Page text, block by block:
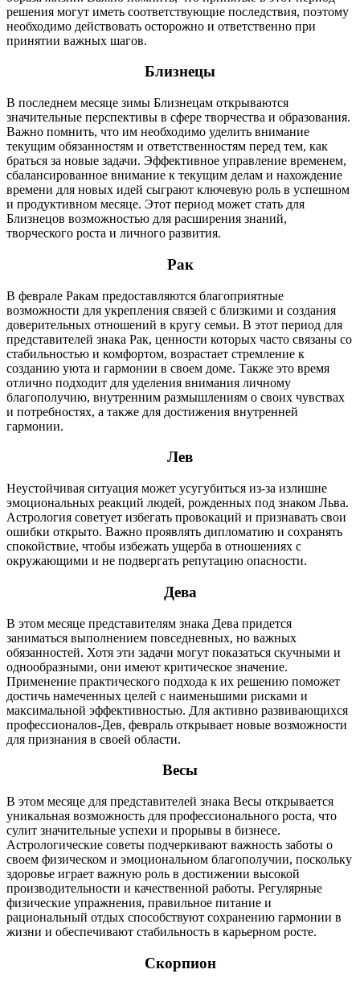
решения могут иметь соответствующие последствия, поэтому
необходимо действовать осторожно и ответственно при
принятии важных шагов.
Близнецы
В последнем месяце зимы Близнецам открываются
значительные перспективы в сфере творчества и образования.
Важно помнить, что им необходимо уделить внимание
текущим обязанностям и ответственностям перед тем, как
браться за новые задачи. Эффективное управление временем,
сбалансированное внимание к текущим делам и нахождение
времени для новых идей сыграют ключевую роль в успешном
и продуктивном месяце. Этот период может стать для
Близнецов возможностью для расширения знаний,
творческого роста и личного развития.
Рак
В феврале Ракам предоставляются благоприятные
возможности для укрепления связей с близкими и создания
доверительных отношений в кругу семьи. В этот период для
представителей знака Рак, ценности которых часто связаны со
стабильностью и комфортом, возрастает стремление к
созданию уюта и гармонии в своем доме. Также это время
отлично подходит для уделения внимания личному
благополучию, внутренним размышлениям о своих чувствах
и потребностях, а также для достижения внутренней
гармонии.
Лев
Неустойчивая ситуация может усугубиться из-за излишне
эмоциональных реакций людей, рожденных под знаком Льва.
Астрология советует избегать провокаций и признавать свои
ошибки открыто. Важно проявлять дипломатию и сохранять
спокойствие, чтобы избежать ущерба в отношениях с
окружающими и не подвергать репутацию опасности.
Дева
В этом месяце представителям знака Дева придется
заниматься выполнением повседневных, но важных
обязанностей. Хотя эти задачи могут показаться скучными и
однообразными, они имеют критическое значение.
Применение практического подхода к их решению поможет
достичь намеченных целей с наименьшими рисками и
максимальной эффективностью. Для активно развивающихся
профессионалов-Дев, февраль открывает новые возможности
для признания в своей области.
Весы
В этом месяце для представителей знака Весы открывается
уникальная возможность для профессионального роста, что
сулит значительные успехи и прорывы в бизнесе.
Астрологические советы подчеркивают важность заботы о
своем физическом и эмоциональном благополучии, поскольку
здоровье играет важную роль в достижении высокой
производительности и качественной работы. Регулярные
физические упражнения, правильное питание и
рациональный отдых способствуют сохранению гармонии в
жизни и обеспечивают стабильность в карьерном росте.
Скорпион